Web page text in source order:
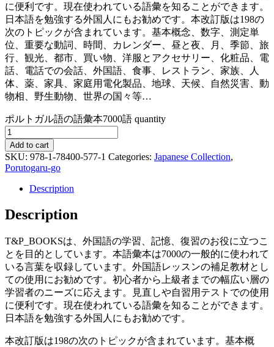
に便利です。現在使われている語彙を知ることができます。
日本語を勉強する外国人にもお勧めです。本改訂版は198の
次のトピックが含まれています。基本概念、数字、測定単
位、重要な動詞、時間、カレンダー、昼と夜、月、季節、旅
行、観光、都市、買い物、洋服とアクセサリー、化粧品、電
話、電話での会話、外国語、食事、レストラン、家族、人
体、薬、家具、家庭用電化製品、地球、天候、自然災害、動
物相、野生動物、世界の国々等…
ポルトガル語の語彙本7000語 quantity
Add to cart
SKU: 978-1-78400-577-1 Categories: Japanese Collection,
Porutogaru-go
Description
Description
T&P_BOOKSは、外国語の学習、記憶、復習のお役に立つこ
とを目的としています。本語彙本は7000の一般的に使われて
いる言葉を収録しています。外国語レッスンの補足教材とし
ての使用にお勧めです。初心者から上級者までの幅広い層の
学習者のニーズに応えます。見直しや自習用テストでの使用
に便利です。現在使われている語彙を知ることができます。
日本語を勉強する外国人にもお勧めです。
本改訂版は198の次のトピックが含まれています。基本概